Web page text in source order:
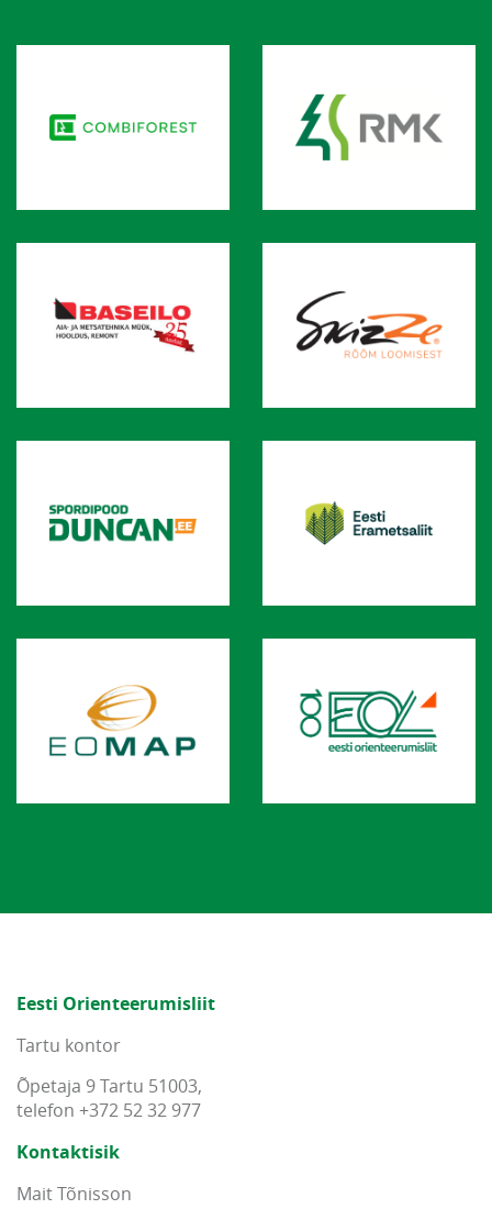
Eesti Orienteerumisliit
Tartu kontor
Õpetaja 9 Tartu 51003,
telefon +372 52 32 977
Kontaktisik
Mait Tõnisson